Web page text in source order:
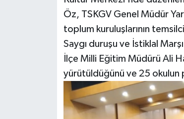
Öz, TSKGV Genel Müdür
toplum kuruluşlarının
Saygı duruşu ve İstiklal
İlçe Milli Eğitim Müdürü Ali
yürütüldüğünü ve 25